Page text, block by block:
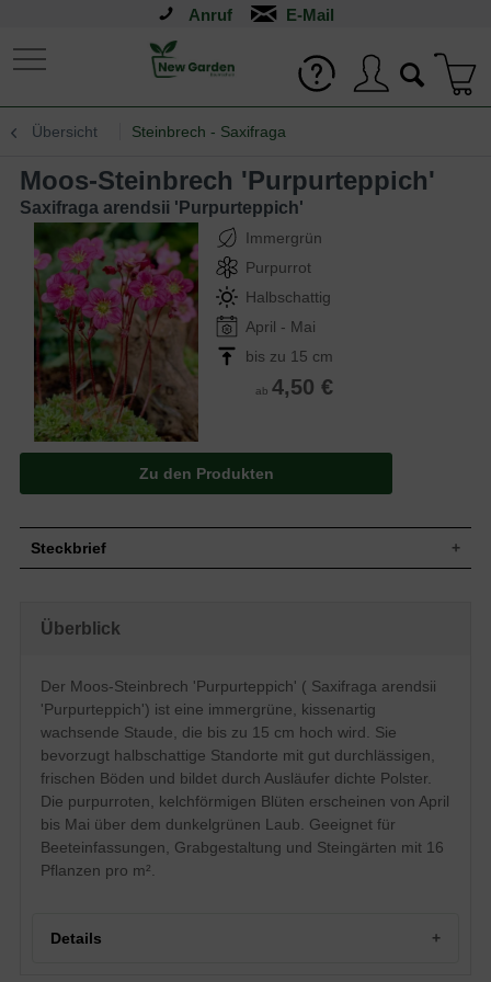
Anruf
Übersicht Steinbrech - Saxifraga
Moos-Steinbrech 'Purpurteppich'
Saxifraga arendsii 'Purpurteppich'
Immergrün
Purpurrot
Halbschattig
April - Mai
bis zu 15 cm
ab 4,50 €
Zu den Produkten
Steckbrief
Wuchshöhe
Frucht
Kapsel
Blüte
Purpurrot, kelchförmig, mehrblütig
Blütezeit
April bis Mai
Wurzeln
Ausläuferbildend
Boden
Gut durchlässige, frische Untergründe
Standort
Halbschattig
Pflanzen pro
m²
16
Das Saxifraga arendsii 'Purpurteppich'
Kelchform ausbildet, die das immergrüne
Überblick
Der Moos-Steinbrech 'Purpurteppich' ( Saxifraga arendsii
'Purpurteppich') ist eine immergrüne, kissenartig
wachsende Staude, die bis zu 15 cm hoch wird. Sie
bevorzugt halbschattige Standorte mit gut durchlässigen,
frischen Böden und bildet durch Ausläufer dichte Polster.
Die purpurroten, kelchförmigen Blüten erscheinen von April
bis Mai über dem dunkelgrünen Laub. Geeignet für
Beeteinfassungen, Grabgestaltung und Steingärten mit 16
Pflanzen pro m².
Details